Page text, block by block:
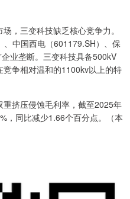
三变科技缺乏核心竞争力。
中国西电（601179.SH）、保
业垄断。三变科技具备500kV
争相对温和的1100kv以上的特
挤压侵蚀毛利率，截至2025年
，同比减少1.66个百分点。（本